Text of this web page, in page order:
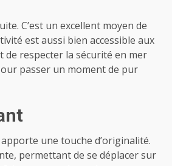
C’est un excellent moyen de
est aussi bien accessible aux
de respecter la sécurité en mer
passer un moment de pur
une touche d’originalité.
permettant de se déplacer sur